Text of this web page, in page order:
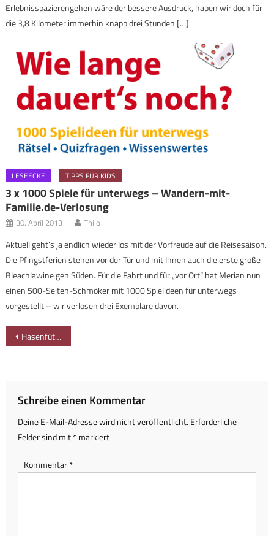
Erlebnisspazierengehen wäre der bessere Ausdruck, haben wir doch für
die 3,8 Kilometer immerhin knapp drei Stunden […]
LESEECKE TIPPS FÜR KIDS
3 x 1000 Spiele für unterwegs – Wandern-mit-
Familie.de-Verlosung
30. April 2013 Thilo
Aktuell geht’s ja endlich wieder los mit der Vorfreude auf die Reisesaison.
Die Pfingstferien stehen vor der Tür und mit Ihnen auch die erste große
Bleachlawine gen Süden. Für die Fahrt und für „vor Ort“ hat Merian nun
einen 500-Seiten-Schmöker mit 1000 Spielideen für unterwegs
vorgestellt – wir verlosen drei Exemplare davon.
Beitragsnavigation
Hasenfüttern statt Sommerrodeln an der Alpspitzbahn in Nesselwang
Schreibe einen Kommentar
Deine E-Mail-Adresse wird nicht veröffentlicht. Erforderliche
Felder sind mit*markiert
Kommentar*